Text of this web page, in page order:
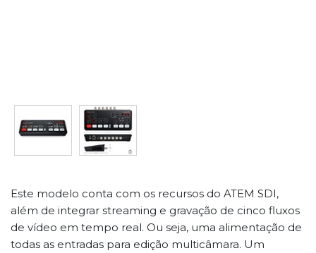
Este modelo conta com os recursos do ATEM SDI,
além de integrar streaming e gravação de cinco fluxos
de vídeo em tempo real. Ou seja, uma alimentação de
todas as entradas para edição multicâmara. Um